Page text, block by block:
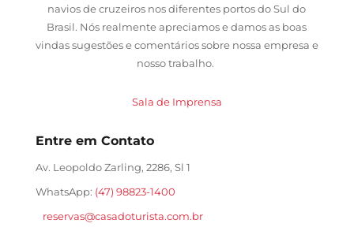
navios de cruzeiros nos diferentes portos do Sul do
Brasil. Nós realmente apreciamos e damos as boas
vindas sugestões e comentários sobre nossa empresa e
nosso trabalho.
Sala de Imprensa
Entre em Contato
Av. Leopoldo Zarling, 2286, Sl 1
WhatsApp: (47) 98823-1400
reservas@casadoturista.com.br